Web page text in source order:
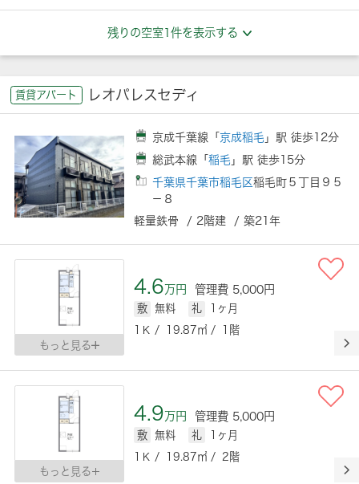
残りの空室1件を表示する
賃貸アパート レオパレスセディ
京成千葉線「京成稲毛 」駅 徒歩12分
総武本線「稲毛 」駅 徒歩15分
千葉県千葉市稲毛区稲毛町５丁目９５
－８
軽量鉄骨 / 2階建 / 築21年
もっと見る
4.6万円 管理費 5,000円
敷 無料 礼
1ヶ月
1Ｋ / 19.87㎡ / 1階
もっと見る
4.9万円 管理費 5,000円
敷 無料 礼
1ヶ月
1Ｋ / 19.87㎡ / 2階